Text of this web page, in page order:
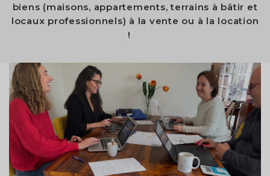
biens (maisons, appartements, terrains à bâtir et
locaux professionnels) à la vente ou à la location
!